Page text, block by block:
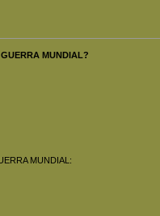
MUNDIAL?
MUNDIAL: